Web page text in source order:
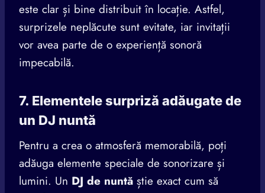
este clar și bine distribuit în locație. Astfel,
surprizele neplăcute sunt evitate, iar invitații
vor avea parte de o experiență sonoră
impecabilă.
7. Elementele surpriză adăugate de
un DJ nuntă
Pentru a crea o atmosferă memorabilă, poți
adăuga elemente speciale de sonorizare și
lumini. Un DJ de nuntă știe exact cum să